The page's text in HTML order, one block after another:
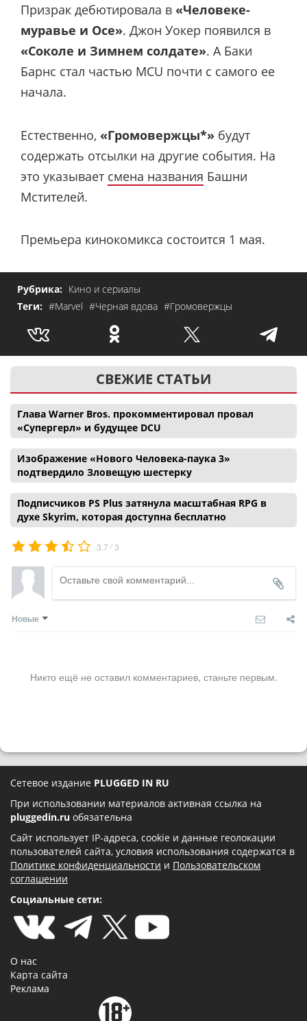
Призрак дебютировала в «Человеке-
муравье и Осе». Джон Уокер появился в
«Соколе и Зимнем солдате». А Баки
Барнс стал частью MCU почти с самого ее
начала.
Естественно, «Громовержцы*» будут
содержать отсылки на другие события. На
это указывает смена названия Башни
Мстителей.
Премьера кинокомикса состоится 1 мая.
Рубрика: Кино и сериалы
Теги: #Marvel #Черная вдова #Громовержцы
СВЕЖИЕ СТАТЬИ
Глава Warner Bros. прокомментировал провал
«Супергерл» и будущее DCU
Изображение «Нового Человека-паука 3»
подтвердило Зловещую шестерку
Подписчиков PS Plus затянула масштабная RPG в
духе Skyrim, которая доступна бесплатно
3.7 /3
Новые
Никто ещё не оставил комментариев, станьте первым.
Сетевое издание PLUGGED IN RU
При использовании материалов активная ссылка на
pluggedin.ru обязательна
Сайт использует IP-адреса, cookie и данные геолокации
пользователей сайта, условия использования содержатся в
Политике конфиденциальности и Пользовательском
соглашении
Социальные сети:
О нас
Карта сайта
Реклама